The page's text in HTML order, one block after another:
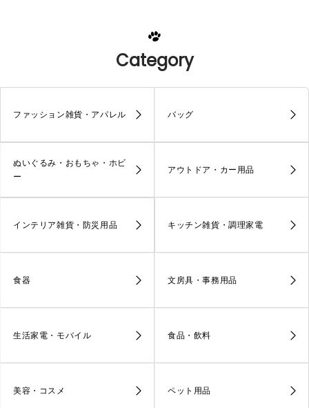
Category
ファッション雑貨・アパレル バッグ
ぬいぐるみ・おもちゃ・ホビ
ー
アウトドア・カー用品
インテリア雑貨・防災用品 キッチン雑貨・調理家電
食器 文房具・事務用品
生活家電・モバイル 食品・飲料
美容・コスメ ペット用品